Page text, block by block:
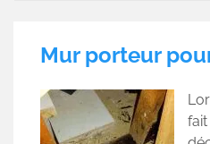
Mur porteur